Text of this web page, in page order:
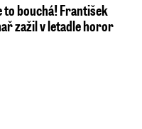
to bouchá! František
zažil v letadle horor